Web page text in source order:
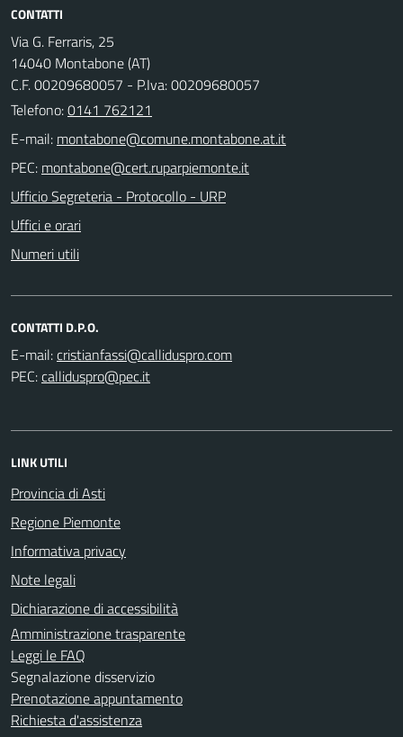
CONTATTI
Via G. Ferraris, 25
14040 Montabone (AT)
C.F. 00209680057 - P.Iva: 00209680057
Telefono:0141 762121
E-mail:
PEC:
Ufficio Segreteria - Protocollo - URP
Uffici e orari
Numeri utili
CONTATTI D.P.O.
E-mail:
PEC:
LINK UTILI
Provincia di Asti
Regione Piemonte
Informativa privacy
Note legali
Dichiarazione di accessibilità
Amministrazione trasparente
Leggi le FAQ
Segnalazione disservizio
Prenotazione appuntamento
Richiesta d'assistenza